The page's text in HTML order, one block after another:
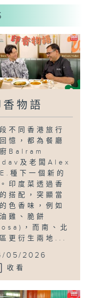
香物語
不同香港旅行
憶，都為餐廳
Balram
及老闆Alex
種下一個新的
印度菜透過香
搭配，突顯當
色香味，例如
雞、脆餅
，而南、北
更衍生兩地...
05/2026
收看